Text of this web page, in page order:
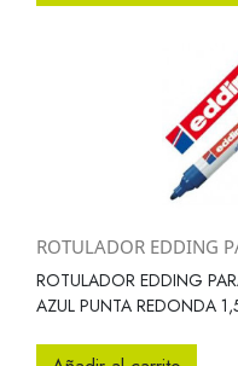
ROTULADOR EDDING
ROTULADOR EDDING
AZUL PUNTA REDONDA